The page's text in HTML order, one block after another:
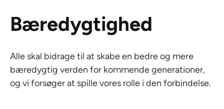
Bæredygtighed
Alle skal bidrage til at skabe en bedre og mere
bæredygtig verden for kommende generationer,
og vi forsøger at spille vores rolle i den forbindelse.